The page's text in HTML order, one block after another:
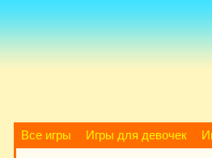
Все игры Игры для девочек